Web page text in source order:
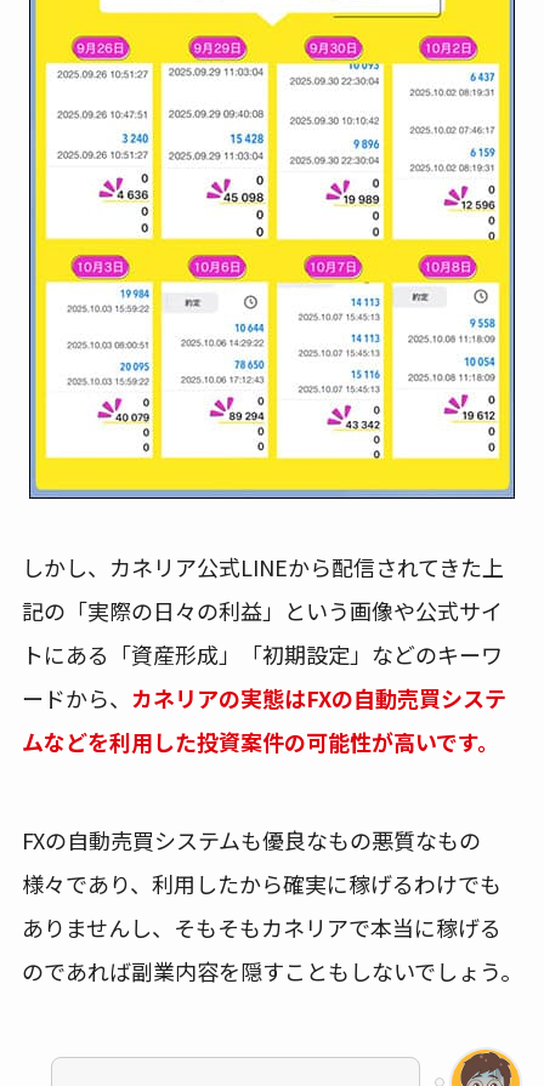
しかし、カネリア公式LINEから配信されてきた上
記の「実際の日々の利益」という画像や公式サイ
トにある「資産形成」「初期設定」などのキーワ
ードから、 カネリアの実態はFXの自動売買システ
ムなどを利用した投資案件の可能性が高いです。
FXの自動売買システムも優良なもの悪質なもの
様々であり、利用したから確実に稼げるわけでも
ありませんし、そもそもカネリアで本当に稼げる
のであれば副業内容を隠すこともしないでしょう。